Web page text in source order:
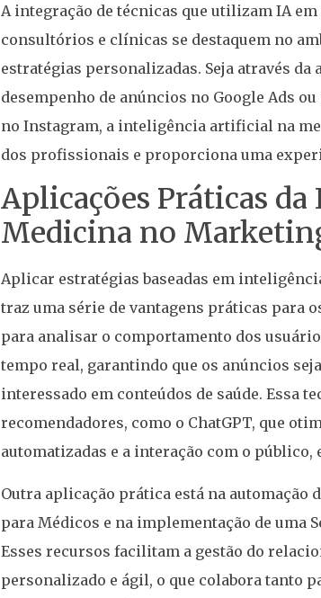
A integração de técnicas que utilizam IA
consultórios e clínicas se destaquem no
estratégias personalizadas. Seja através
desempenho de anúncios no Google Ads
no Instagram, a inteligência artificial na
dos profissionais e proporciona uma
Aplicações Práticas
Medicina no
Aplicar estratégias baseadas em
traz uma série de vantagens práticas para
para analisar o comportamento dos
tempo real, garantindo que os anúncios
interessado em conteúdos de saúde. Essa
recomendadores, como o ChatGPT, que
automatizadas e a interação com o
Outra aplicação prática está na automação
para Médicos e na implementação de
Esses recursos facilitam a gestão do
personalizado e ágil, o que colabora tanto